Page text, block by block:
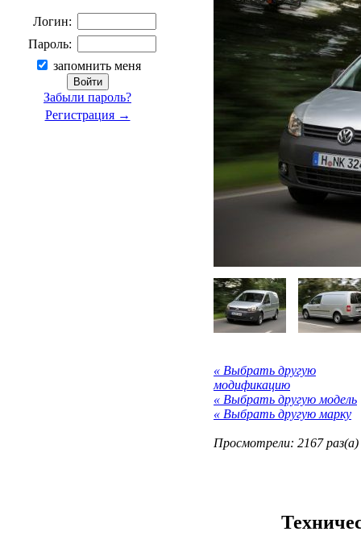
Логин:
Пароль:
запомнить меня
Забыли пароль?
Регистрация →
« Выбрать другую
модификацию
« Выбрать другую модель
« Выбрать другую марку
Просмотрели: 2167 раз(а)